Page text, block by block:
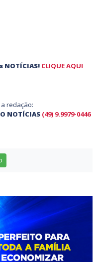
NOTÍCIAS! CLIQUE AQUI
redação:
NOTÍCIAS (49) 9.9979-0446